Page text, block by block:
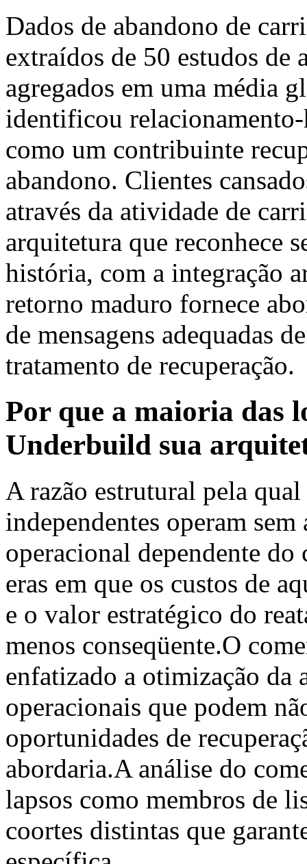
Dados de abandono de
extraídos de 50 estudos de
agregados em uma média
identificou
como um contribuinte
abandono. Clientes
através da atividade de
arquitetura que reconhece
história, com a integração
retorno maduro fornece
de mensagens adequadas
tratamento de recuperação.
Por que a maioria das
Underbuild sua
A razão estrutural pela
independentes operam
operacional dependente
eras em que os custos de
e o valor estratégico do
menos conseqüente.O
enfatizado a otimização da
operacionais que podem
oportunidades de
abordaria.A análise do
lapsos como membros de
coortes distintas que